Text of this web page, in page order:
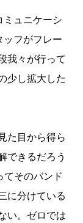
ミュニケーシ
ッフがフレー
我々が行って
少し拡大した
た目から得ら
できるだろう
そのバンド
に分けている
い。ゼロでは